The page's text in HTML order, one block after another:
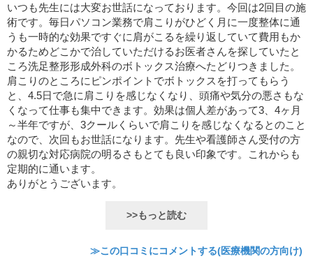
いつも先生には大変お世話になっております。今回は2回目の施
術です。毎日パソコン業務で肩こりがひどく月に一度整体に通
うも一時的な効果ですぐに肩がこるを繰り返していて費用もか
かるためどこかで治していただけるお医者さんを探していたと
ころ洗足整形形成外科のボトックス治療へたどりつきました。
肩こりのところにピンポイントでボトックスを打ってもらう
と、4.5日で急に肩こりを感じなくなり、頭痛や気分の悪さもな
くなって仕事も集中できます。効果は個人差があって3、4ヶ月
～半年ですが、3クールくらいで肩こりを感じなくなるとのこと
なので、次回もお世話になります。先生や看護師さん受付の方
の親切な対応病院の明るさもとても良い印象です。これからも
定期的に通います。
ありがとうございます。
>>もっと読む
≫この口コミにコメントする(医療機関の方向け)